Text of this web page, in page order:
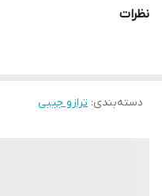
سنسور، آن را به یک گزینه
باشد، این مدل بهترین انتخاب
نظرات
دسته‌بندی: ترازو جیبی